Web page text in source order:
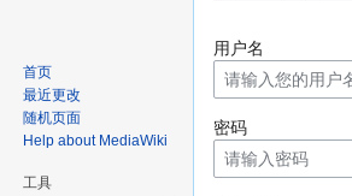
用户名
密码
首页
最近更改
随机页面
Help about MediaWiki
工具